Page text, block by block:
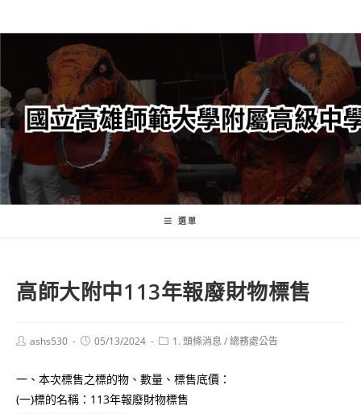
轉
要
內
容
選單
高師大附中113年報廢財物標售
Postashs530
Post05/13/2024
Post1. 頭條消息 /總務處公告
一、本次標售之標的物、數量、標售底價：
(一)標的名稱：113年報廢財物標售